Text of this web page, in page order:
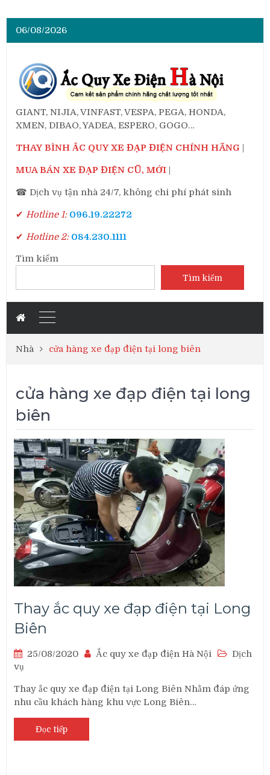
06/08/2026
GIANT, NIJIA, VINFAST, VESPA, PEGA, HONDA,
XMEN, DIBAO, YADEA, ESPERO, GOGO…
THAY BÌNH ẮC QUY XE ĐẠP ĐIỆN CHÍNH HÃNG
MUA BÁN XE ĐẠP ĐIỆN CŨ, MỚI
☎ Dịch vụ tận nhà 24/7, không chi phí phát sinh
✔ Hotline 1: 096.19.22272
✔ Hotline 2: 084.230.1111
Tìm kiếm
Tìm kiếm
Nhà cửa hàng xe đạp điện tại long biên
cửa hàng xe đạp điện tại long
biên
Thay ắc quy xe đạp điện tại Long
Biên
25/08/2020 Ắc quy xe đạp điện Hà Nội
Dịch
vụ
Thay ắc quy xe đạp điện tại Long Biên Nhằm đáp ứng
nhu cầu khách hàng khu vực Long Biên…
Đọc tiếp